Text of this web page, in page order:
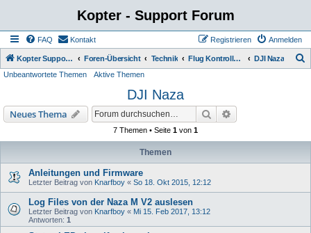
Kopter - Support Forum
FAQ Kontakt Anmelden
Registrieren
Kopter Support - von Anwendern für Anwender. Foren-Übersicht Technik Flug Kontroller ( FC ) DJI Naza
Unbeantwortete Themen Aktive Themen
DJI Naza
Neues Thema Suche
7 Themen • Seite 1 von 1
Themen
Anleitungen und Firmware
Letzter Beitrag von Knarfboy « So 18. Okt 2015, 12:12
Log Files von der Naza M V2 auslesen
Letzter Beitrag von Knarfboy « Mi 15. Feb 2017, 13:12
Antworten: 1